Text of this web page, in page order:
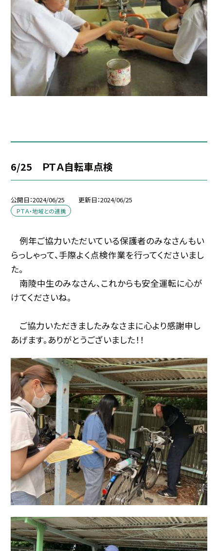
6/25 ＰＴＡ自転車点検
公開日 2024/06/25 更新日 2024/06/25
ＰＴＡ・地域との連携
例年ご協力いただいている保護者のみなさんもい
らっしゃって、手際よく点検作業を行ってくださいまし
た。
南陵中生のみなさん、これからも安全運転に心が
けてくださいね。
ご協力いただきましたみなさまに心より感謝申し
あげます。ありがとうございました！！